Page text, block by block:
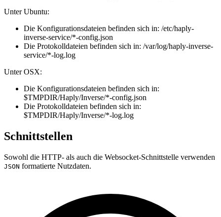
Unter Ubuntu:
Die Konfigurationsdateien befinden sich in: /etc/haply-
inverse-service/*-config.json
Die Protokolldateien befinden sich in: /var/log/haply-inverse-
service/*-log.log
Unter OSX:
Die Konfigurationsdateien befinden sich in:
$TMPDIR/Haply/Inverse/*-config.json
Die Protokolldateien befinden sich in:
$TMPDIR/Haply/Inverse/*-log.log
Schnittstellen
Sowohl die HTTP- als auch die Websocket-Schnittstelle verwenden
JSON formatierte Nutzdaten.